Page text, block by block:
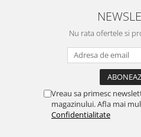
Nu rata ofertele si
Vreau sa primesc
magazinului. Afla mai
Confidentialitate